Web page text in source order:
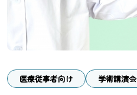
医療従事者向け 学術講演会